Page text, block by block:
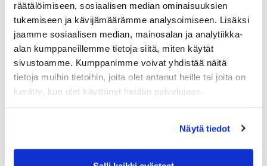
räätälöimiseen, sosiaalisen median ominaisuuksien
tukemiseen ja kävijämäärämme analysoimiseen. Lisäksi
jaamme sosiaalisen median, mainosalan ja analytiikka-
alan kumppaneillemme tietoja siitä, miten käytät
sivustoamme. Kumppanimme voivat yhdistää näitä
tietoja muihin tietoihin, joita olet antanut heille tai joita on
kerätty, kun olet käyttänyt heidän palvelujaan.
Näytä tiedot